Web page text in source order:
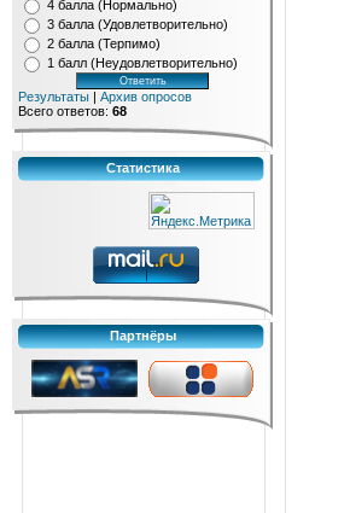
4 балла (Нормально)
3 балла (Удовлетворительно)
2 балла (Терпимо)
1 балл (Неудовлетворительно)
Результаты | Архив опросов
Всего ответов: 68
Статистика
Партнёры